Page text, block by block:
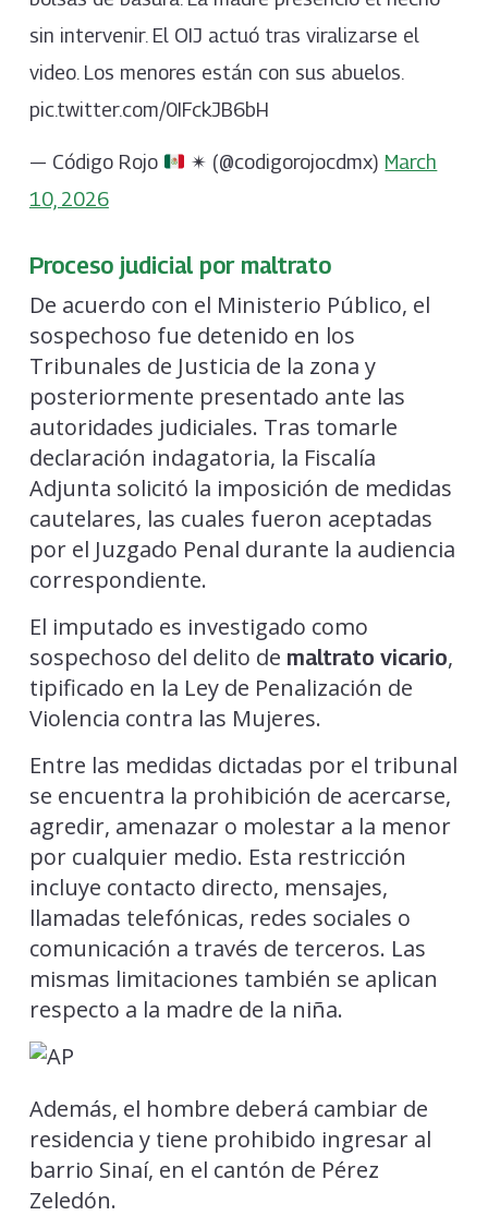
sin intervenir. El OIJ actuó tras viralizarse el
video. Los menores están con sus abuelos.
pic.twitter.com/0IFckJB6bH
— Código Rojo ✴ (@codigorojocdmx) March
10, 2026
Proceso judicial por maltrato
De acuerdo con el Ministerio Público, el
sospechoso fue detenido en los
Tribunales de Justicia de la zona y
posteriormente presentado ante las
autoridades judiciales. Tras tomarle
declaración indagatoria, la Fiscalía
Adjunta solicitó la imposición de medidas
cautelares, las cuales fueron aceptadas
por el Juzgado Penal durante la audiencia
correspondiente.
El imputado es investigado como
sospechoso del delito de maltrato vicario,
tipificado en la Ley de Penalización de
Violencia contra las Mujeres.
Entre las medidas dictadas por el tribunal
se encuentra la prohibición de acercarse,
agredir, amenazar o molestar a la menor
por cualquier medio. Esta restricción
incluye contacto directo, mensajes,
llamadas telefónicas, redes sociales o
comunicación a través de terceros. Las
mismas limitaciones también se aplican
respecto a la madre de la niña.
Además, el hombre deberá cambiar de
residencia y tiene prohibido ingresar al
barrio Sinaí, en el cantón de Pérez
Zeledón.